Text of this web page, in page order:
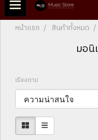
หน้าแรก สินค้าทั้งหมด
มอนิ
เรียงตาม